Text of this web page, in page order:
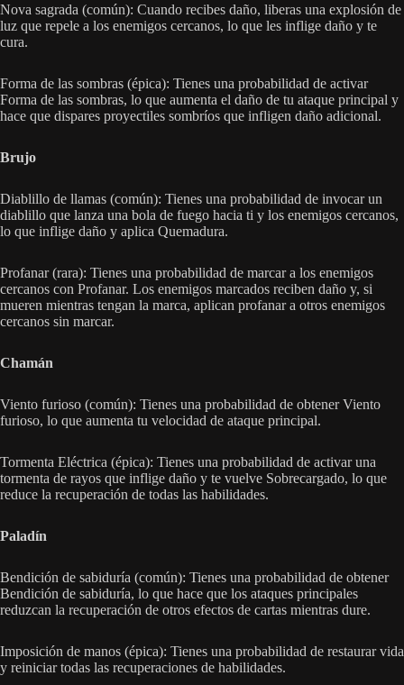
Nova sagrada (común): Cuando recibes daño, liberas una explosión de
luz que repele a los enemigos cercanos, lo que les inflige daño y te
cura.
Forma de las sombras (épica): Tienes una probabilidad de activar
Forma de las sombras, lo que aumenta el daño de tu ataque principal y
hace que dispares proyectiles sombríos que infligen daño adicional.
Brujo
Diablillo de llamas (común): Tienes una probabilidad de invocar un
diablillo que lanza una bola de fuego hacia ti y los enemigos cercanos,
lo que inflige daño y aplica Quemadura.
Profanar (rara): Tienes una probabilidad de marcar a los enemigos
cercanos con Profanar. Los enemigos marcados reciben daño y, si
mueren mientras tengan la marca, aplican profanar a otros enemigos
cercanos sin marcar.
Chamán
Viento furioso (común): Tienes una probabilidad de obtener Viento
furioso, lo que aumenta tu velocidad de ataque principal.
Tormenta Eléctrica (épica): Tienes una probabilidad de activar una
tormenta de rayos que inflige daño y te vuelve Sobrecargado, lo que
reduce la recuperación de todas las habilidades.
Paladín
Bendición de sabiduría (común): Tienes una probabilidad de obtener
Bendición de sabiduría, lo que hace que los ataques principales
reduzcan la recuperación de otros efectos de cartas mientras dure.
Imposición de manos (épica): Tienes una probabilidad de restaurar vida
y reiniciar todas las recuperaciones de habilidades.